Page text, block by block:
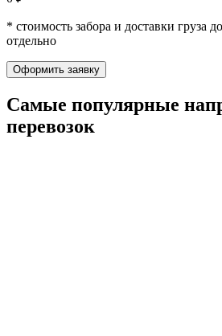
* стоимость забора и доставки груза
отдельно
Оформить заявку
Самые популярные
перевозок